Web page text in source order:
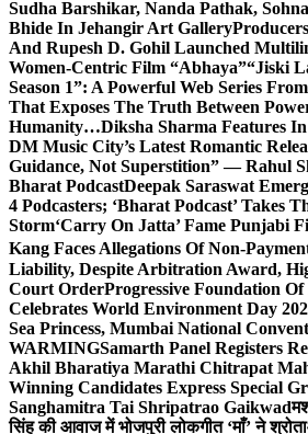
Sudha Barshikar, Nanda Pathak,
Bhide In Jehangir Art Gallery
And Rupesh D. Gohil Launched
Women-Centric Film “Abhaya”“Jiski
Season 1”: A Powerful Web Series
That Exposes The Truth Between
Humanity…Diksha Sharma Features
DM Music City’s Latest Romantic
Guidance, Not Superstition” — Rahul
Bharat PodcastDeepak Saraswat
4 Podcasters; ‘Bharat Podcast’ Takes
Storm‘Carry On Jatta’ Fame Punjabi
Kang Faces Allegations Of Non-
Liability, Despite Arbitration Award,
Court OrderProgressive Foundation
Celebrates World Environment Day
Sea Princess, Mumbai National
WARMINGSamarth Panel Registers
Akhil Bharatiya Marathi Chitrapat
Winning Candidates Express Special
Sanghamitra Tai Shripatrao Gaikwad
सिंह की आवाज में भोजपुरी लोकगीत ‘माँ’ ने